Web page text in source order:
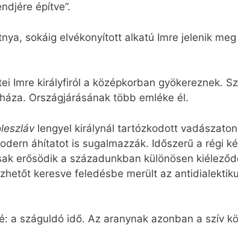
építve”.
sokáig elvékonyított alkatú Imre jelenik
Imre királyfiról a középkorban gyökereznek.
Országjárásának több emléke él.
lengyel királynál tartózkodott
áhítatot is sugalmazzák. Időszerű a régi
erősödik a századunkban különösen
keresve feledésbe merült az
a száguldó idő. Az aranynak azonban a szív